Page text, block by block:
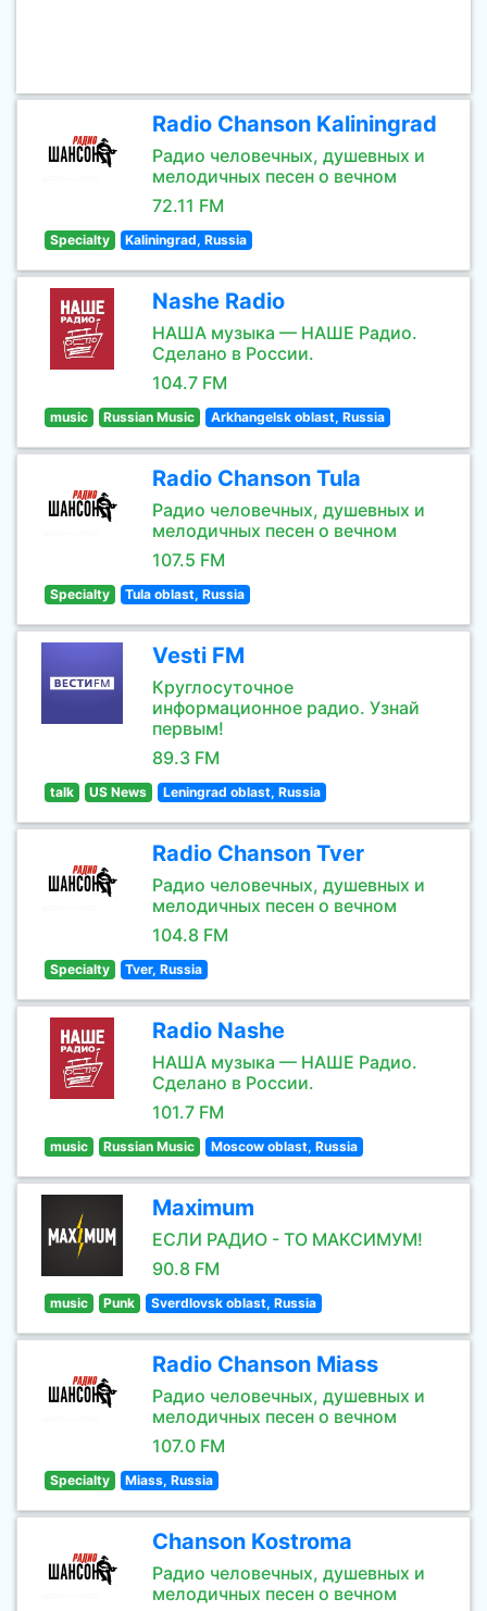
Radio Chanson Kaliningrad
Радио человечных, душевных и
мелодичных песен о вечном
72.11 FM
Specialty Kaliningrad, Russia
Nashe Radio
НАША музыка — НАШЕ Радио.
Сделано в России.
104.7 FM
music Russian Music Arkhangelsk oblast, Russia
Radio Chanson Tula
Радио человечных, душевных и
мелодичных песен о вечном
107.5 FM
Specialty Tula oblast, Russia
Vesti FM
Круглосуточное
информационное радио. Узнай
первым!
89.3 FM
talk US News Leningrad oblast, Russia
Radio Chanson Tver
Радио человечных, душевных и
мелодичных песен о вечном
104.8 FM
Specialty Tver, Russia
Radio Nashe
НАША музыка — НАШЕ Радио.
Сделано в России.
101.7 FM
music Russian Music Moscow oblast, Russia
Maximum
ЕСЛИ РАДИО - ТО МАКСИМУМ!
90.8 FM
music Punk Sverdlovsk oblast, Russia
Radio Chanson Miass
Радио человечных, душевных и
мелодичных песен о вечном
107.0 FM
Specialty Miass, Russia
Chanson Kostroma
Радио человечных, душевных и
мелодичных песен о вечном